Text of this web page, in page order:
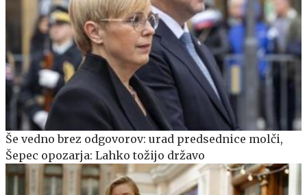
Še vedno brez odgovorov: urad predsednice molči,
Šepec opozarja: Lahko tožijo državo